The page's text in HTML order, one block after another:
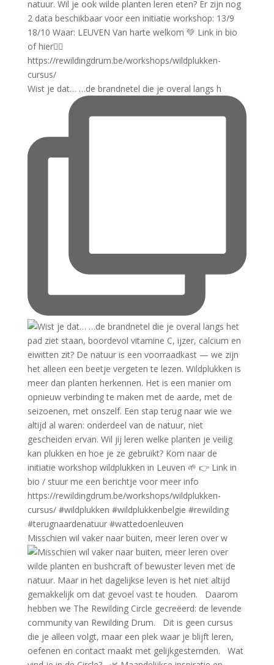
Wist je dat… …de brandnetel die je overal langs h
Misschien wil vaker naar buiten, meer leren over w